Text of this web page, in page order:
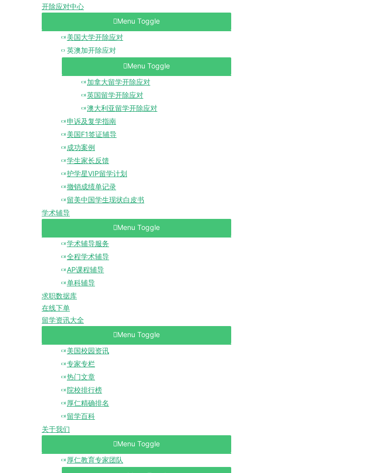
开除应对中心
Menu Toggle
美国大学开除应对
英澳加开除应对
Menu Toggle
加拿大留学开除应对
英国留学开除应对
澳大利亚留学开除应对
申诉及复学指南
美国F1签证辅导
成功案例
学生家长反馈
护学星VIP留学计划
撤销成绩单记录
留美中国学生现状白皮书
学术辅导
Menu Toggle
学术辅导服务
全程学术辅导
AP课程辅导
单科辅导
求职数据库
在线下单
留学资讯大全
Menu Toggle
美国校园资讯
专家专栏
热门文章
院校排行榜
厚仁精确排名
留学百科
关于我们
Menu Toggle
厚仁教育专家团队